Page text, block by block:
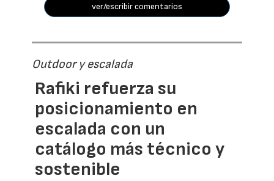
ver/escribir comentarios
Outdoor y escalada
Rafiki refuerza su
posicionamiento en
escalada con un
catálogo más técnico y
sostenible